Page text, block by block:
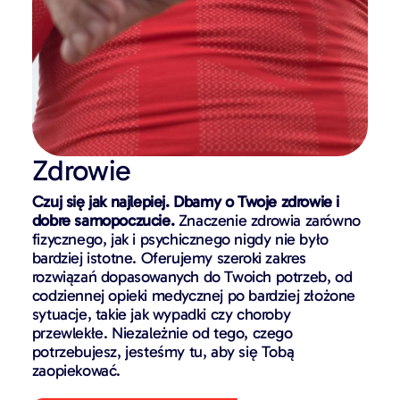
Zdrowie
Czuj się jak najlepiej. Dbamy o Twoje zdrowie i
dobre samopoczucie.Znaczenie zdrowia zarówno
fizycznego, jak i psychicznego nigdy nie było
bardziej istotne. Oferujemy szeroki zakres
rozwiązań dopasowanych do Twoich potrzeb, od
codziennej opieki medycznej po bardziej złożone
sytuacje, takie jak wypadki czy choroby
przewlekłe. Niezależnie od tego, czego
potrzebujesz, jesteśmy tu, aby się Tobą
zaopiekować.